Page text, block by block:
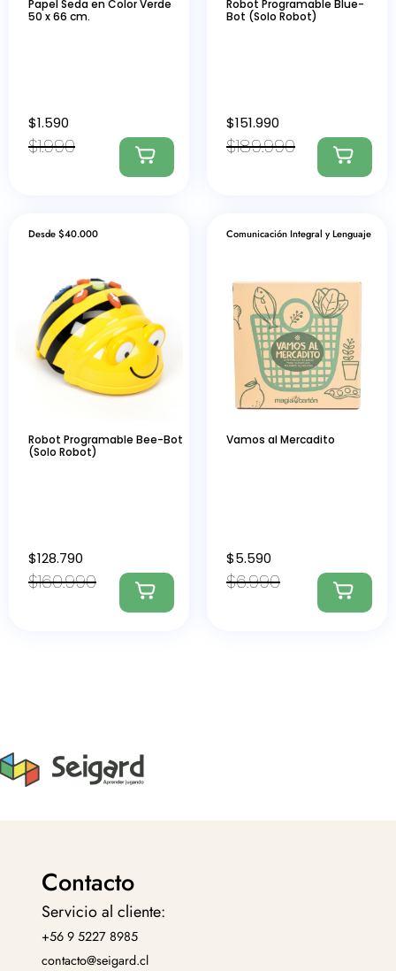
Papel Seda en Color Verde
50 x 66 cm.
$1.990
$1.590
Robot Programable Blue-
Bot (Solo Robot)
$189.990
$151.990
Desde $40.000
Robot Programable Bee-Bot
(Solo Robot)
$160.990
$128.790
Comunicación Integral y Lenguaje
Vamos al Mercadito
$6.990
$5.590
Contacto
Servicio al cliente:
+56 9 5227 8985
contacto@seigard.cl